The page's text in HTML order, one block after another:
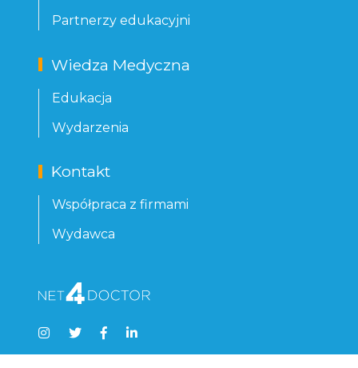
Partnerzy edukacyjni
Wiedza Medyczna
Edukacja
Wydarzenia
Kontakt
Współpraca z firmami
Wydawca